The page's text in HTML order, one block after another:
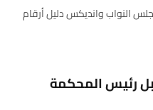
النواب وانديكس دليل أرقام
رئيس المحكمة